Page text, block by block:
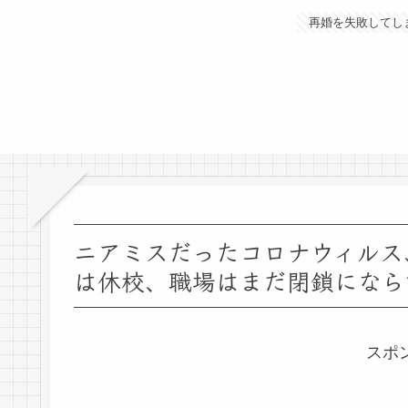
再婚を失敗してし
ニアミスだったコロナウィル
は休校、職場はまだ閉鎖になら
スポ